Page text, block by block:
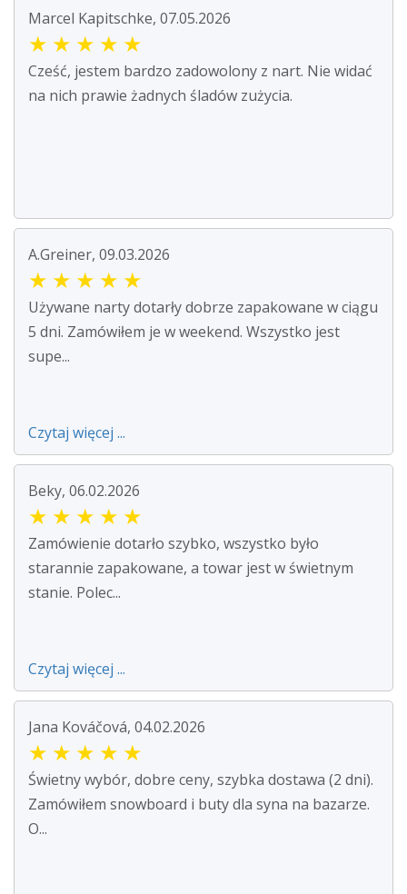
Marcel Kapitschke, 07.05.2026
★ ★ ★ ★ ★
Cześć, jestem bardzo zadowolony z nart. Nie widać
na nich prawie żadnych śladów zużycia.
A.Greiner, 09.03.2026
★ ★ ★ ★ ★
Używane narty dotarły dobrze zapakowane w ciągu
5 dni. Zamówiłem je w weekend. Wszystko jest
supe...
Czytaj więcej ...
Beky, 06.02.2026
★ ★ ★ ★ ★
Zamówienie dotarło szybko, wszystko było
starannie zapakowane, a towar jest w świetnym
stanie. Polec...
Czytaj więcej ...
Jana Kováčová, 04.02.2026
★ ★ ★ ★ ★
Świetny wybór, dobre ceny, szybka dostawa (2 dni).
Zamówiłem snowboard i buty dla syna na bazarze.
O...